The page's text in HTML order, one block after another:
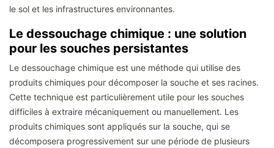
le sol et les infrastructures environnantes.
Le dessouchage chimique : une solution
pour les souches persistantes
Le dessouchage chimique est une méthode qui utilise des
produits chimiques pour décomposer la souche et ses racines.
Cette technique est particulièrement utile pour les souches
difficiles à extraire mécaniquement ou manuellement. Les
produits chimiques sont appliqués sur la souche, qui se
décomposera progressivement sur une période de plusieurs